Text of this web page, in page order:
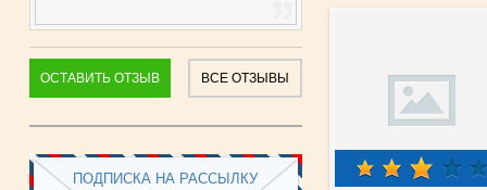
ОСТАВИТЬ ОТЗЫВ ВСЕ ОТЗЫВЫ
ПОДПИСКА НА РАССЫЛКУ